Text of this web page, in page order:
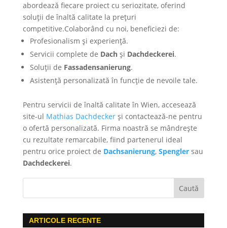
abordează fiecare proiect cu seriozitate, oferind
soluții de înaltă calitate la prețuri
competitive.Colaborând cu noi, beneficiezi de:
Profesionalism și experiență.
Servicii complete de Dachși Dachdeckerei.
Soluții de Fassadensanierung.
Asistență personalizată în funcție de nevoile tale.
Pentru servicii de înaltă calitate în Wien, accesează
site-ul Mathias Dachdeckerși contactează-ne pentru
o ofertă personalizată. Firma noastră se mândrește
cu rezultate remarcabile, fiind partenerul ideal
pentru orice proiect de Dachsanierung, Spenglersau
Dachdeckerei.
ARTICOLE RECENTE